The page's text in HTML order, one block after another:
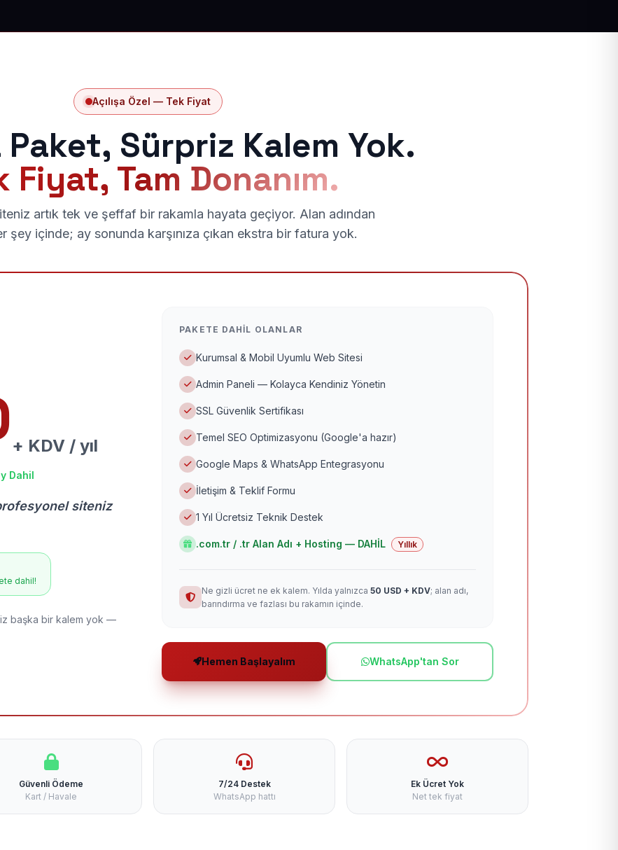
Açılışa Özel — Tek Fiyat
Paket, Sürpriz Kalem Yok.
Fiyat, Tam Donanım.
artık tek ve şeffaf bir rakamla hayata geçiyor. Alan adından
şey içinde; ay sonunda karşınıza çıkan ekstra bir fatura yok.
+ KDV / yıl
Dahil
siteniz
dahil!
başka bir kalem yok —
PAKETE DAHIL OLANLAR
Kurumsal & Mobil Uyumlu Web Sitesi
Admin Paneli — Kolayca Kendiniz Yönetin
SSL Güvenlik Sertifikası
Temel SEO Optimizasyonu (Google'a hazır)
Google Maps & WhatsApp Entegrasyonu
İletişim & Teklif Formu
1 Yıl Ücretsiz Teknik Destek
.com.tr / .tr Alan Adı + Hosting — DAHİL Yıllık
Ne gizli ücret ne ek kalem. Yılda yalnızca 50 USD + KDV; alan adı,
barındırma ve fazlası bu rakamın içinde.
Hemen Başlayalım WhatsApp'tan Sor
Güvenli Ödeme
Kart / Havale
7/24 Destek
WhatsApp hattı
Ek Ücret Yok
Net tek fiyat